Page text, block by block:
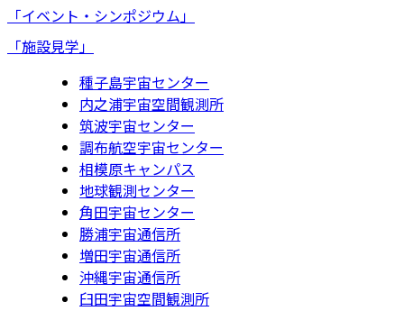
「イベント・シンポジウム」
「施設見学」
種子島宇宙センター
内之浦宇宙空間観測所
筑波宇宙センター
調布航空宇宙センター
相模原キャンパス
地球観測センター
角田宇宙センター
勝浦宇宙通信所
増田宇宙通信所
沖縄宇宙通信所
臼田宇宙空間観測所